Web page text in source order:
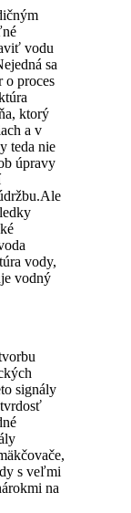
vodu
sa
o proces
ktorý
a v
teda nie
úpravy
vody,
vodný
signály
s veľmi
na